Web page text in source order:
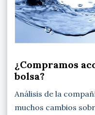
¿Compramos
bolsa?
Análisis de la
muchos cambios